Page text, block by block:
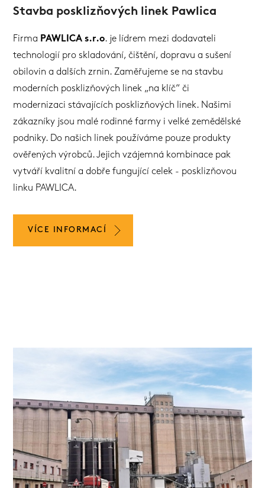
Stavba posklizňových linek Pawlica
Firma PAWLICA s.r.o. je lídrem mezi dodavateli
technologií pro skladování, čištění, dopravu a sušení
obilovin a dalších zrnin. Zaměřujeme se na stavbu
moderních posklizňových linek „na klíč“ či
modernizaci stávajících posklizňových linek. Našimi
zákazníky jsou malé rodinné farmy i velké zemědělské
podniky. Do našich linek používáme pouze produkty
ověřených výrobců. Jejich vzájemná kombinace pak
vytváří kvalitní a dobře fungující celek - posklizňovou
linku PAWLICA.
VÍCE INFORMACÍ